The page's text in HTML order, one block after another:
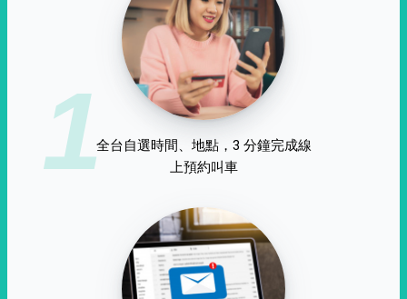
1全台自選時間、地點，3 分鐘完成線
上預約叫車